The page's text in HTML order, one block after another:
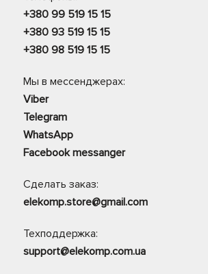
+380 99 519 15 15
+380 93 519 15 15
+380 98 519 15 15
Мы в мессенджерах:
Viber
Telegram
WhatsApp
Facebook messanger
Сделать заказ:
elekomp.store@gmail.com
Техподдержка:
support@elekomp.com.ua